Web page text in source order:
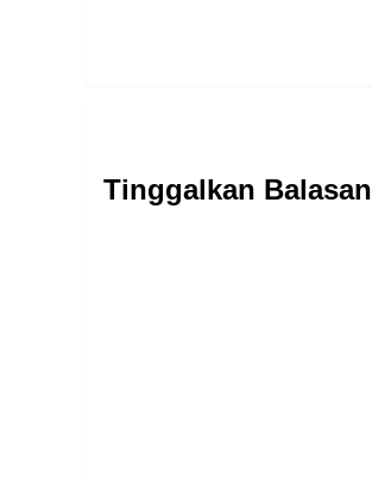
Tinggalkan Balasan